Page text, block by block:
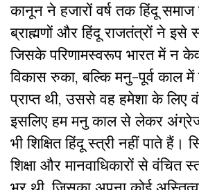
कानून ने हजारों वर्ष तक हिंदू
ब्राह्मणों और हिंदू राजतंत्रों ने इसे
जिसके परिणामस्वरूप भारत में न
विकास रुका, बल्कि मनु-पूर्व काल
प्राप्त थी, उससे वह हमेशा के लिए
इसलिए हम मनु काल से लेकर
भी शिक्षित हिंदू स्त्री नहीं पाते हैं।
शिक्षा और मानवाधिकारों से वंचित